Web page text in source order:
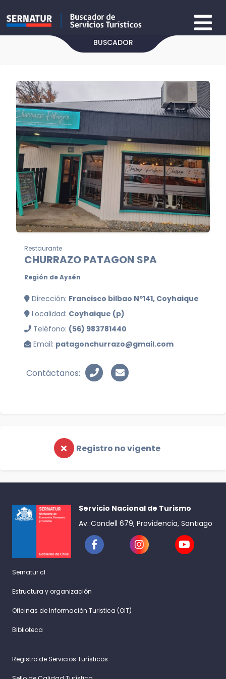
BUSCADOR
Restaurante
CHURRAZO PATAGON SPA
Región de Aysén
Dirección: Francisco bilbao Nº141, Coyhaique
Localidad: Coyhaique (p)
Teléfono: (56) 983781440
Email: patagonchurrazo@gmail.com
Contáctanos:
Registro no vigente
Servicio Nacional de Turismo
Av. Condell 679, Providencia, Santiago
Sernatur.cl
Estructura y organización
Oficinas de Información Turistica (OIT)
Biblioteca
Registro de Servicios Turísticos